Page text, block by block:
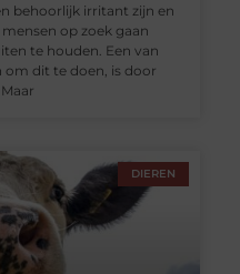
behoorlijk irritant zijn en
op zoek gaan
te houden. Een van
om dit te doen, is door
DIEREN